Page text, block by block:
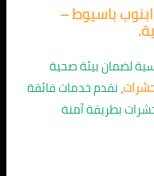
باسيوط –
لضمان بيئة صحية
، نقدم خدمات فائقة
بطريقة آمنة